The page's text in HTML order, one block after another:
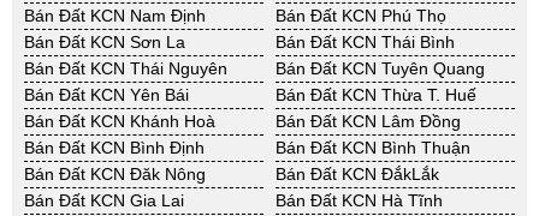
Bán Đất KCN Nam Định
Bán Đất KCN Phú Thọ
Bán Đất KCN Sơn La
Bán Đất KCN Thái Bình
Bán Đất KCN Thái Nguyên
Bán Đất KCN Tuyên Quang
Bán Đất KCN Yên Bái
Bán Đất KCN Thừa T. Huế
Bán Đất KCN Khánh Hoà
Bán Đất KCN Lâm Đồng
Bán Đất KCN Bình Định
Bán Đất KCN Bình Thuận
Bán Đất KCN Đăk Nông
Bán Đất KCN ĐắkLắk
Bán Đất KCN Gia Lai
Bán Đất KCN Hà Tĩnh